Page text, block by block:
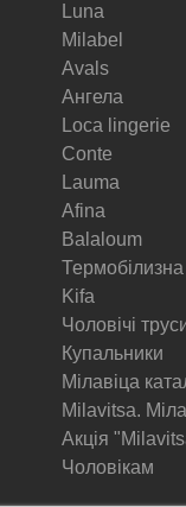
Luna
Milabel
Avals
Ангела
Loca lingerie
Conte
Lauma
Afina
Balaloum
Термобілизна
Kifa
Чоловічі
Купальники
Мілавіца
Milavitsa.
Акція
Чоловікам